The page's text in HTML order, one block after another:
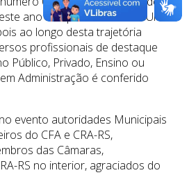
ano completou 35 anos. Uma
ao longo desta trajetória
profissionais de destaque
Público, Privado, Ensino ou
Administração é conferido
evento autoridades Municipais
do CFA e CRA-RS,
das Câmaras,
RS no interior, agraciados do